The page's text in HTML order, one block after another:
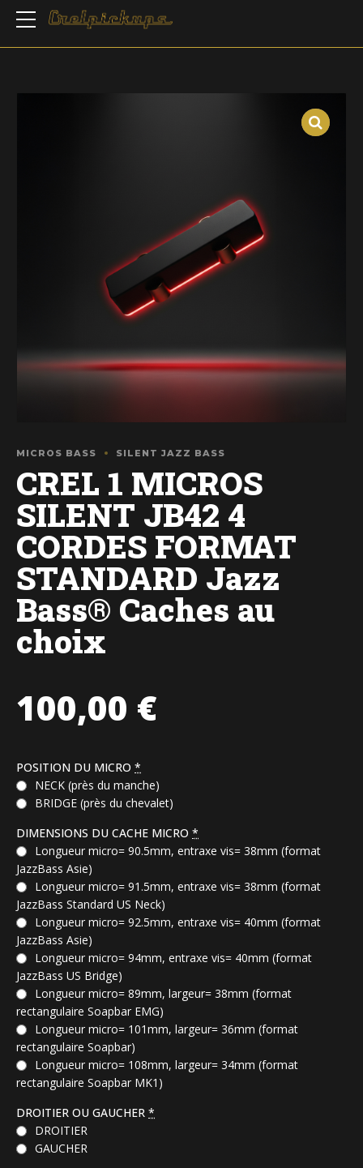
MICROS BASS SILENT JAZZ BASS
CREL 1 MICROS
SILENT JB42 4
CORDES FORMAT
STANDARD Jazz
Bass® Caches au
choix
100,00 €
POSITION DU MICRO *
NECK (près du manche)
BRIDGE (près du chevalet)
DIMENSIONS DU CACHE MICRO *
Longueur micro= 90.5mm, entraxe vis= 38mm (format
JazzBass Asie)
Longueur micro= 91.5mm, entraxe vis= 38mm (format
JazzBass Standard US Neck)
Longueur micro= 92.5mm, entraxe vis= 40mm (format
JazzBass Asie)
Longueur micro= 94mm, entraxe vis= 40mm (format
JazzBass US Bridge)
Longueur micro= 89mm, largeur= 38mm (format
rectangulaire Soapbar EMG)
Longueur micro= 101mm, largeur= 36mm (format
rectangulaire Soapbar)
Longueur micro= 108mm, largeur= 34mm (format
rectangulaire Soapbar MK1)
DROITIER OU GAUCHER *
DROITIER
GAUCHER